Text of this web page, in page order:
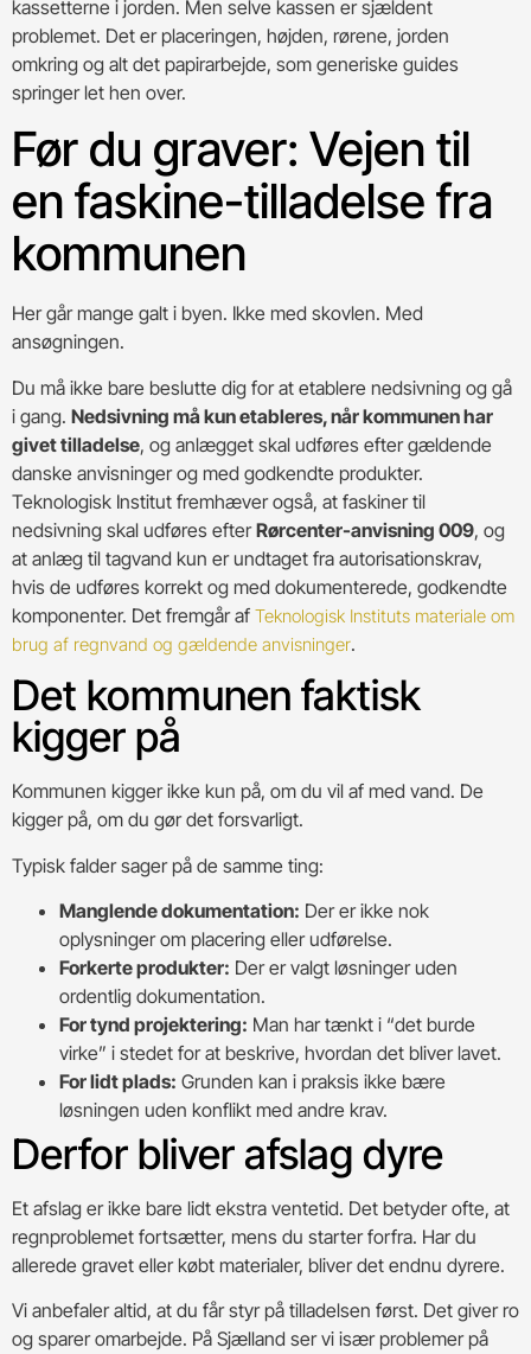
kassetterne i jorden. Men selve kassen er sjældent
problemet. Det er placeringen, højden, rørene, jorden
omkring og alt det papirarbejde, som generiske guides
springer let hen over.
Før du graver: Vejen til
en faskine-tilladelse fra
kommunen
Her går mange galt i byen. Ikke med skovlen. Med
ansøgningen.
Du må ikke bare beslutte dig for at etablere nedsivning og gå
i gang. Nedsivning må kun etableres, når kommunen har
givet tilladelse, og anlægget skal udføres efter gældende
danske anvisninger og med godkendte produkter.
Teknologisk Institut fremhæver også, at faskiner til
nedsivning skal udføres efterRørcenter-anvisning 009, og
at anlæg til tagvand kun er undtaget fra autorisationskrav,
hvis de udføres korrekt og med dokumenterede, godkendte
komponenter. Det fremgår af Teknologisk Instituts materiale om
brug af regnvand og gældende anvisninger.
Det kommunen faktisk
kigger på
Kommunen kigger ikke kun på, om du vil af med vand. De
kigger på, om du gør det forsvarligt.
Typisk falder sager på de samme ting:
Manglende dokumentation: Der er ikke nok
oplysninger om placering eller udførelse.
Forkerte produkter: Der er valgt løsninger uden
ordentlig dokumentation.
For tynd projektering: Man har tænkt i “det burde
virke” i stedet for at beskrive, hvordan det bliver lavet.
For lidt plads: Grunden kan i praksis ikke bære
løsningen uden konflikt med andre krav.
Derfor bliver afslag dyre
Et afslag er ikke bare lidt ekstra ventetid. Det betyder ofte, at
regnproblemet fortsætter, mens du starter forfra. Har du
allerede gravet eller købt materialer, bliver det endnu dyrere.
Vi anbefaler altid, at du får styr på tilladelsen først. Det giver ro
og sparer omarbejde. På Sjælland ser vi især problemer på